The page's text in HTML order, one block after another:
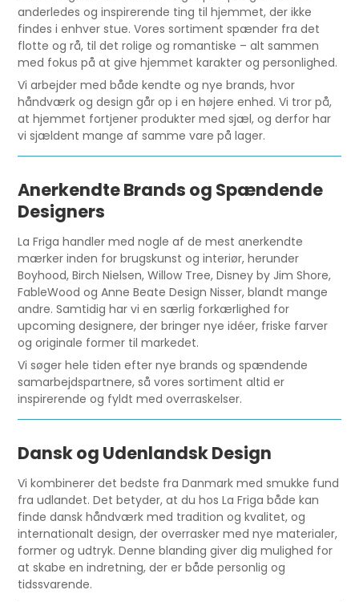
anderledes og inspirerende ting til hjemmet, der ikke
findes i enhver stue. Vores sortiment spænder fra det
flotte og rå, til det rolige og romantiske – alt sammen
med fokus på at give hjemmet karakter og personlighed.
Vi arbejder med både kendte og nye brands, hvor
håndværk og design går op i en højere enhed. Vi tror på,
at hjemmet fortjener produkter med sjæl, og derfor har
vi sjældent mange af samme vare på lager.
Anerkendte Brands og Spændende
Designers
La Friga handler med nogle af de mest anerkendte
mærker inden for brugskunst og interiør, herunder
Boyhood, Birch Nielsen, Willow Tree, Disney by Jim Shore,
FableWood og Anne Beate Design Nisser, blandt mange
andre. Samtidig har vi en særlig forkærlighed for
upcoming designere, der bringer nye idéer, friske farver
og originale former til markedet.
Vi søger hele tiden efter nye brands og spændende
samarbejdspartnere, så vores sortiment altid er
inspirerende og fyldt med overraskelser.
Dansk og Udenlandsk Design
Vi kombinerer det bedste fra Danmark med smukke fund
fra udlandet. Det betyder, at du hos La Friga både kan
finde dansk håndværk med tradition og kvalitet, og
internationalt design, der overrasker med nye materialer,
former og udtryk. Denne blanding giver dig mulighed for
at skabe en indretning, der er både personlig og
tidssvarende.